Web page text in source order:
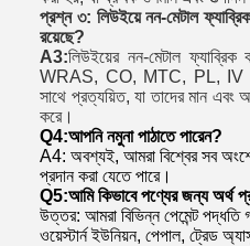
প্রশ্ন ৩: লিউইয়ে নন-মেটাল
রয়েছে?
A3:লিউইয়ের নন-মেটাল
WRAS, CO, MTC, PL, IV এবং
সাথে প্রত্যয়িত, যা তাদের মান এবং
করে।
Q4:আপনি নমুনা পাঠাতে পারেন?
A4: অবশ্যই, আমরা বিশ্বের সব অংশে
প্রদান করা যেতে পারে।
Q5:আমি কিভাবে পণ্যের জন্য অর্থ
উত্তর: আমরা বিভিন্ন পেমেন্ট পদ্ধতি
ওয়েস্টার্ন ইউনিয়ন, পেপাল, ট্রেড